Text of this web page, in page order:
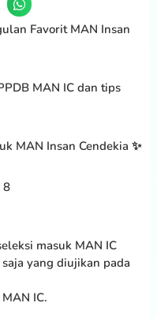
Favorit MAN Insan
MAN IC dan tips
MAN Insan Cendekia ✨
8
masuk MAN IC
yang diujikan pada
IC.